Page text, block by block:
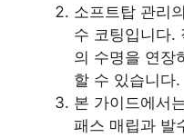
소프트탑 관리
수 코팅입니다.
의 수명을 연장
할 수 있습니다.
본 가이드에서
패스 매립과 발